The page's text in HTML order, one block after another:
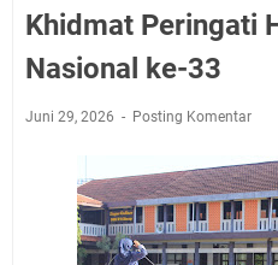
Khidmat Peringati
Nasional ke-33
Juni 29, 2026 Posting Komentar